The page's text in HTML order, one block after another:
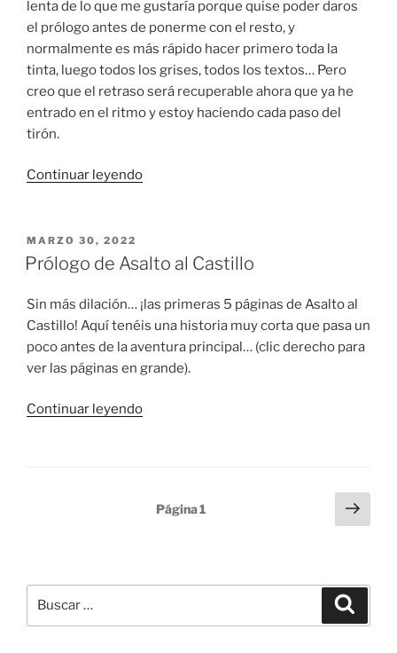
lenta de lo que me gustaría porque quise poder daros
el prólogo antes de ponerme con el resto, y
normalmente es más rápido hacer primero toda la
tinta, luego todos los grises, todos los textos… Pero
creo que el retraso será recuperable ahora que ya he
entrado en el ritmo y estoy haciendo cada paso del
tirón.
Continuar leyendo«Asalto
va
cosa
(II)»
PUBLICADO
EL
MARZO 30, 2022
Prólogo de Asalto al Castillo
Sin más dilación… ¡las primeras 5 páginas de Asalto al
Castillo! Aquí tenéis una historia muy corta que pasa un
poco antes de la aventura principal… (clic derecho para
ver las páginas en grande).
Continuar leyendo«Prólogo
Página1
por: